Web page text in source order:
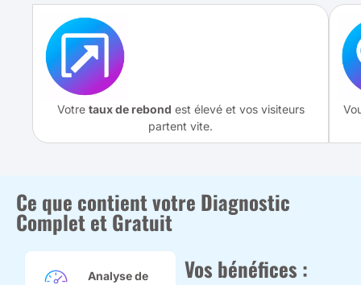
Votre taux de rebond est élevé et vos visiteurs
partent vite.
Ce que contient votre Diagnostic
Complet et Gratuit
Analyse de
Vos bénéfices :